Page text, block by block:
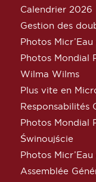
Calendrier 2026
Gestion des
Photos Micr’Eau
Photos Mondial
Wilma Wilms
Plus vite en
Responsabilités
Photos Mondial
Świnoujście
Photos
Assemblée